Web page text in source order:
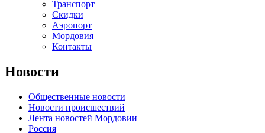
Транспорт
Скидки
Аэропорт
Мордовия
Контакты
Новости
Общественные новости
Новости происшествий
Лента новостей Мордовии
Россия